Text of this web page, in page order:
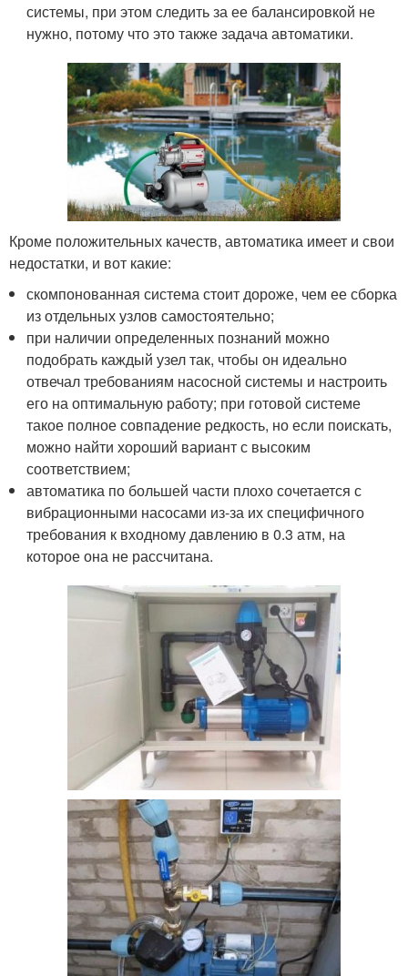
системы, при этом следить за ее балансировкой не
нужно, потому что это также задача автоматики.
Кроме положительных качеств, автоматика имеет и свои
недостатки, и вот какие:
скомпонованная система стоит дороже, чем ее сборка
из отдельных узлов самостоятельно;
при наличии определенных познаний можно
подобрать каждый узел так, чтобы он идеально
отвечал требованиям насосной системы и настроить
его на оптимальную работу; при готовой системе
такое полное совпадение редкость, но если поискать,
можно найти хороший вариант с высоким
соответствием;
автоматика по большей части плохо сочетается с
вибрационными насосами из-за их специфичного
требования к входному давлению в 0.3 атм, на
которое она не рассчитана.